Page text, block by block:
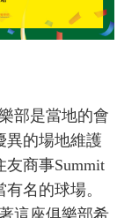
部是當地的會
異的場地維護
友商事Summit
名的球場。
這座俱樂部希